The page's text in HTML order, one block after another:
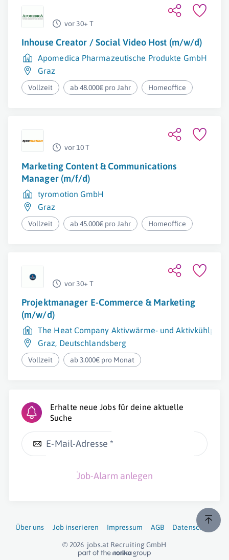
vor 30+ T
Inhouse Creator / Social Video Host (m/w/d)
Apomedica Pharmazeutische Produkte GmbH
Graz
Vollzeit ab 48.000€ pro Jahr Homeoffice
vor 10 T
Marketing Content & Communications
Manager (m/f/d)
tyromotion GmbH
Graz
Vollzeit ab 45.000€ pro Jahr Homeoffice
vor 30+ T
Projektmanager E-Commerce & Marketing
(m/w/d)
The Heat Company Aktivwärme- und
Graz, Deutschlandsberg
Vollzeit ab 3.000€ pro Monat
Erhalte neue Jobs für deine aktuelle
Suche
E-Mail-Adresse *
Job-Alarm anlegen
Über uns Job inserieren Impressum AGB Datenschutz
© 2026 jobs.at Recruiting GmbH